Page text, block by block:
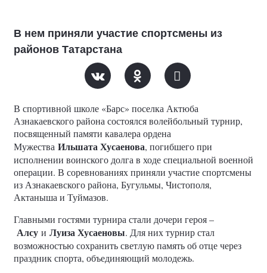
В нем приняли участие спортсмены из
районов Татарстана
В спортивной школе «Барс» поселка Актюба
Азнакаевского района состоялся волейбольный турнир,
посвященный памяти кавалера ордена
Мужества Ильшата Хусаенова, погибшего при
исполнении воинского долга в ходе специальной военной
операции. В соревнованиях приняли участие спортсмены
из Азнакаевского района, Бугульмы, Чистополя,
Актаныша и Туймазов.
Главными гостями турнира стали дочери героя –
Алсу и Луиза Хусаеновы. Для них турнир стал
возможностью сохранить светлую память об отце через
праздник спорта, объединяющий молодежь.